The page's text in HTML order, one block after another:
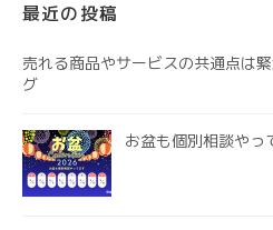
最近の投稿
売れる商品やサービスの共通点は
グ
お盆も個別相談やっ